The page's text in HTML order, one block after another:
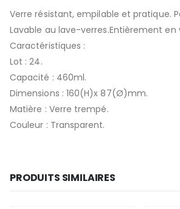
Verre résistant, empilable et pratique.
Lavable au lave-verres.Entièrement
Caractéristiques :
Lot : 24.
Capacité : 460ml.
Dimensions : 160(H)x 87(Ø)mm.
Matière : Verre trempé.
Couleur : Transparent.
PRODUITS SIMILAIRES